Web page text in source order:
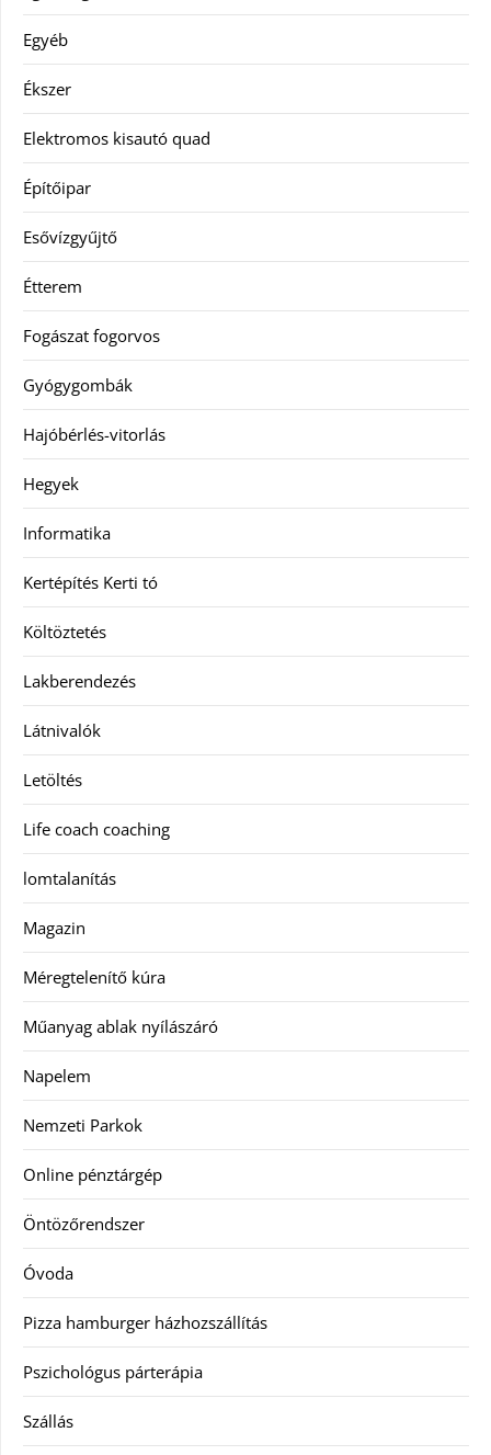
Egyéb
Ékszer
Elektromos kisautó quad
Építőipar
Esővízgyűjtő
Étterem
Fogászat fogorvos
Gyógygombák
Hajóbérlés-vitorlás
Hegyek
Informatika
Kertépítés Kerti tó
Költöztetés
Lakberendezés
Látnivalók
Letöltés
Life coach coaching
lomtalanítás
Magazin
Méregtelenítő kúra
Műanyag ablak nyílászáró
Napelem
Nemzeti Parkok
Online pénztárgép
Öntözőrendszer
Óvoda
Pizza hamburger házhozszállítás
Pszichológus párterápia
Szállás